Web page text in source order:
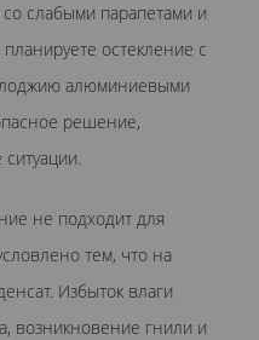
слабыми парапетами и
остекление с
алюминиевыми
решение,
не подходит для
тем, что на
Избыток влаги
возникновение гнили и